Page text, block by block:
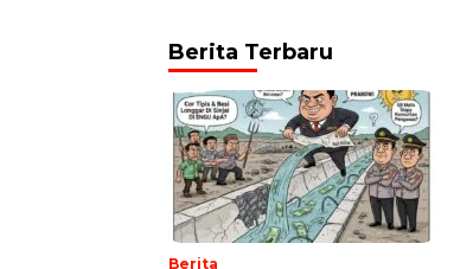
Berita Terbaru
Berita